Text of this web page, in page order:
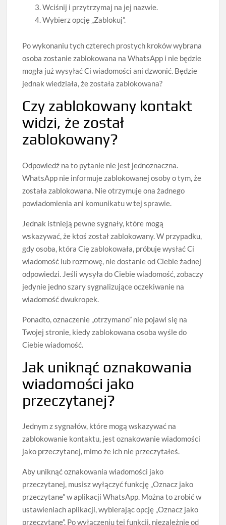
Wciśnij i przytrzymaj na jej nazwie.
Wybierz opcję „Zablokuj”.
Po wykonaniu tych czterech prostych kroków wybrana
osoba zostanie zablokowana na WhatsApp i nie będzie
mogła już wysyłać Ci wiadomości ani dzwonić. Będzie
jednak wiedziała, że została zablokowana?
Czy zablokowany kontakt
widzi, że został
zablokowany?
Odpowiedź na to pytanie nie jest jednoznaczna.
WhatsApp nie informuje zablokowanej osoby o tym, że
została zablokowana. Nie otrzymuje ona żadnego
powiadomienia ani komunikatu w tej sprawie.
Jednak istnieją pewne sygnały, które mogą
wskazywać, że ktoś został zablokowany. W przypadku,
gdy osoba, która Cię zablokowała, próbuje wysłać Ci
wiadomość lub rozmowę, nie dostanie od Ciebie żadnej
odpowiedzi. Jeśli wysyła do Ciebie wiadomość, zobaczy
jedynie jedno szary sygnalizujące oczekiwanie na
wiadomość dwukropek.
Ponadto, oznaczenie „otrzymano” nie pojawi się na
Twojej stronie, kiedy zablokowana osoba wyśle do
Ciebie wiadomość.
Jak uniknąć oznakowania
wiadomości jako
przeczytanej?
Jednym z sygnałów, które mogą wskazywać na
zablokowanie kontaktu, jest oznakowanie wiadomości
jako przeczytanej, mimo że ich nie przeczytałeś.
Aby uniknąć oznakowania wiadomości jako
przeczytanej, musisz wyłączyć funkcję „Oznacz jako
przeczytane” w aplikacji WhatsApp. Można to zrobić w
ustawieniach aplikacji, wybierając opcję „Oznacz jako
przeczytane”. Po wyłączeniu tej funkcji, niezależnie od